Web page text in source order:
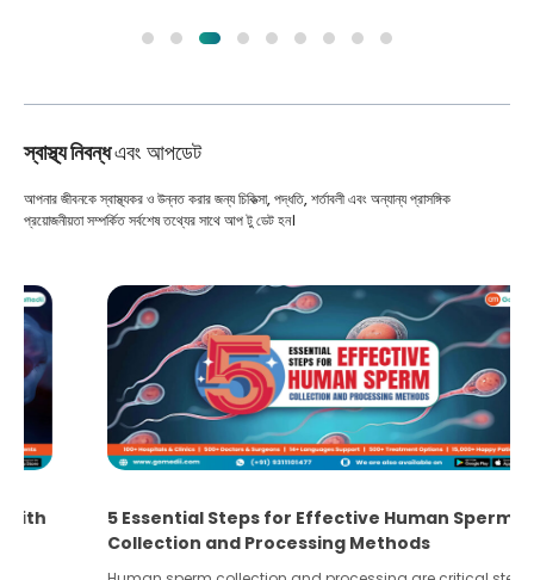
স্বাস্থ্য নিবন্ধএবং আপডেট
আপনার জীবনকে স্বাস্থ্যকর ও উন্নত করার জন্য চিকিত্সা, পদ্ধতি, শর্তাবলী এবং অন্যান্য প্রাসঙ্গিক
প্রয়োজনীয়তা সম্পর্কিত সর্বশেষ তথ্যের সাথে আপ টু ডেট হন।
5 Essential Steps for Effective Human Sperm
Collection and Processing Methods